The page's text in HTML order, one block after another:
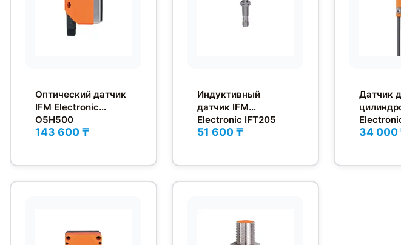
Оптический датчик
IFM Electronic
O5H500
143 600 ₸
Индуктивный
датчик IFM
Electronic IFT205
51 600 ₸
Датчик
34 000